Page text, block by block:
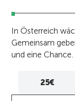
In Österreich
Gemeinsam
und eine Chance.
25€